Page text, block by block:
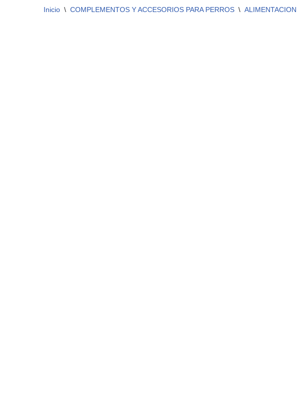
Inicio \ COMPLEMENTOS Y ACCESORIOS PARA PERROS \